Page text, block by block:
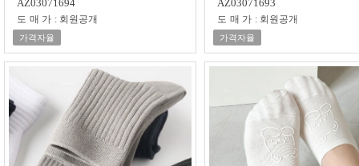
AZ03071694
도매가 : 회원공개
가격자율
AZ03071693
도매가 : 회원공개
가격자율